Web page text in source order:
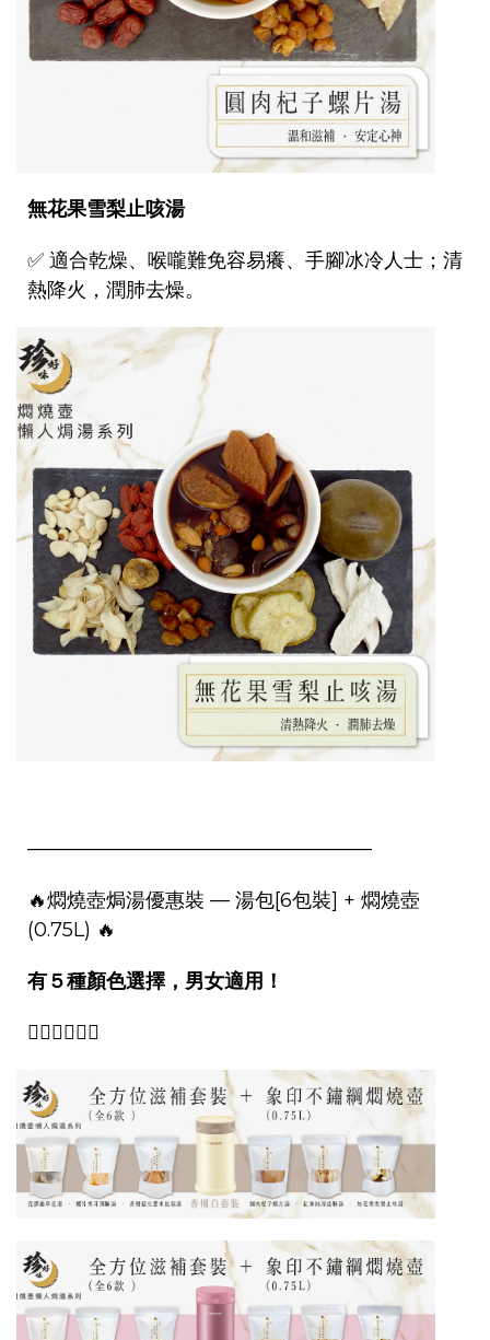
無花果雪梨止咳湯
✅ 適合乾燥、喉嚨難免容易癢、手腳冰冷人士；清
熱降火，潤肺去燥。
—————————————————–
🔥燜燒壺焗湯優惠裝 — 湯包[6包裝] + 燜燒壺
(0.75L) 🔥
有５種顏色選擇，男女適用！
👇🏻👇🏻👇🏻